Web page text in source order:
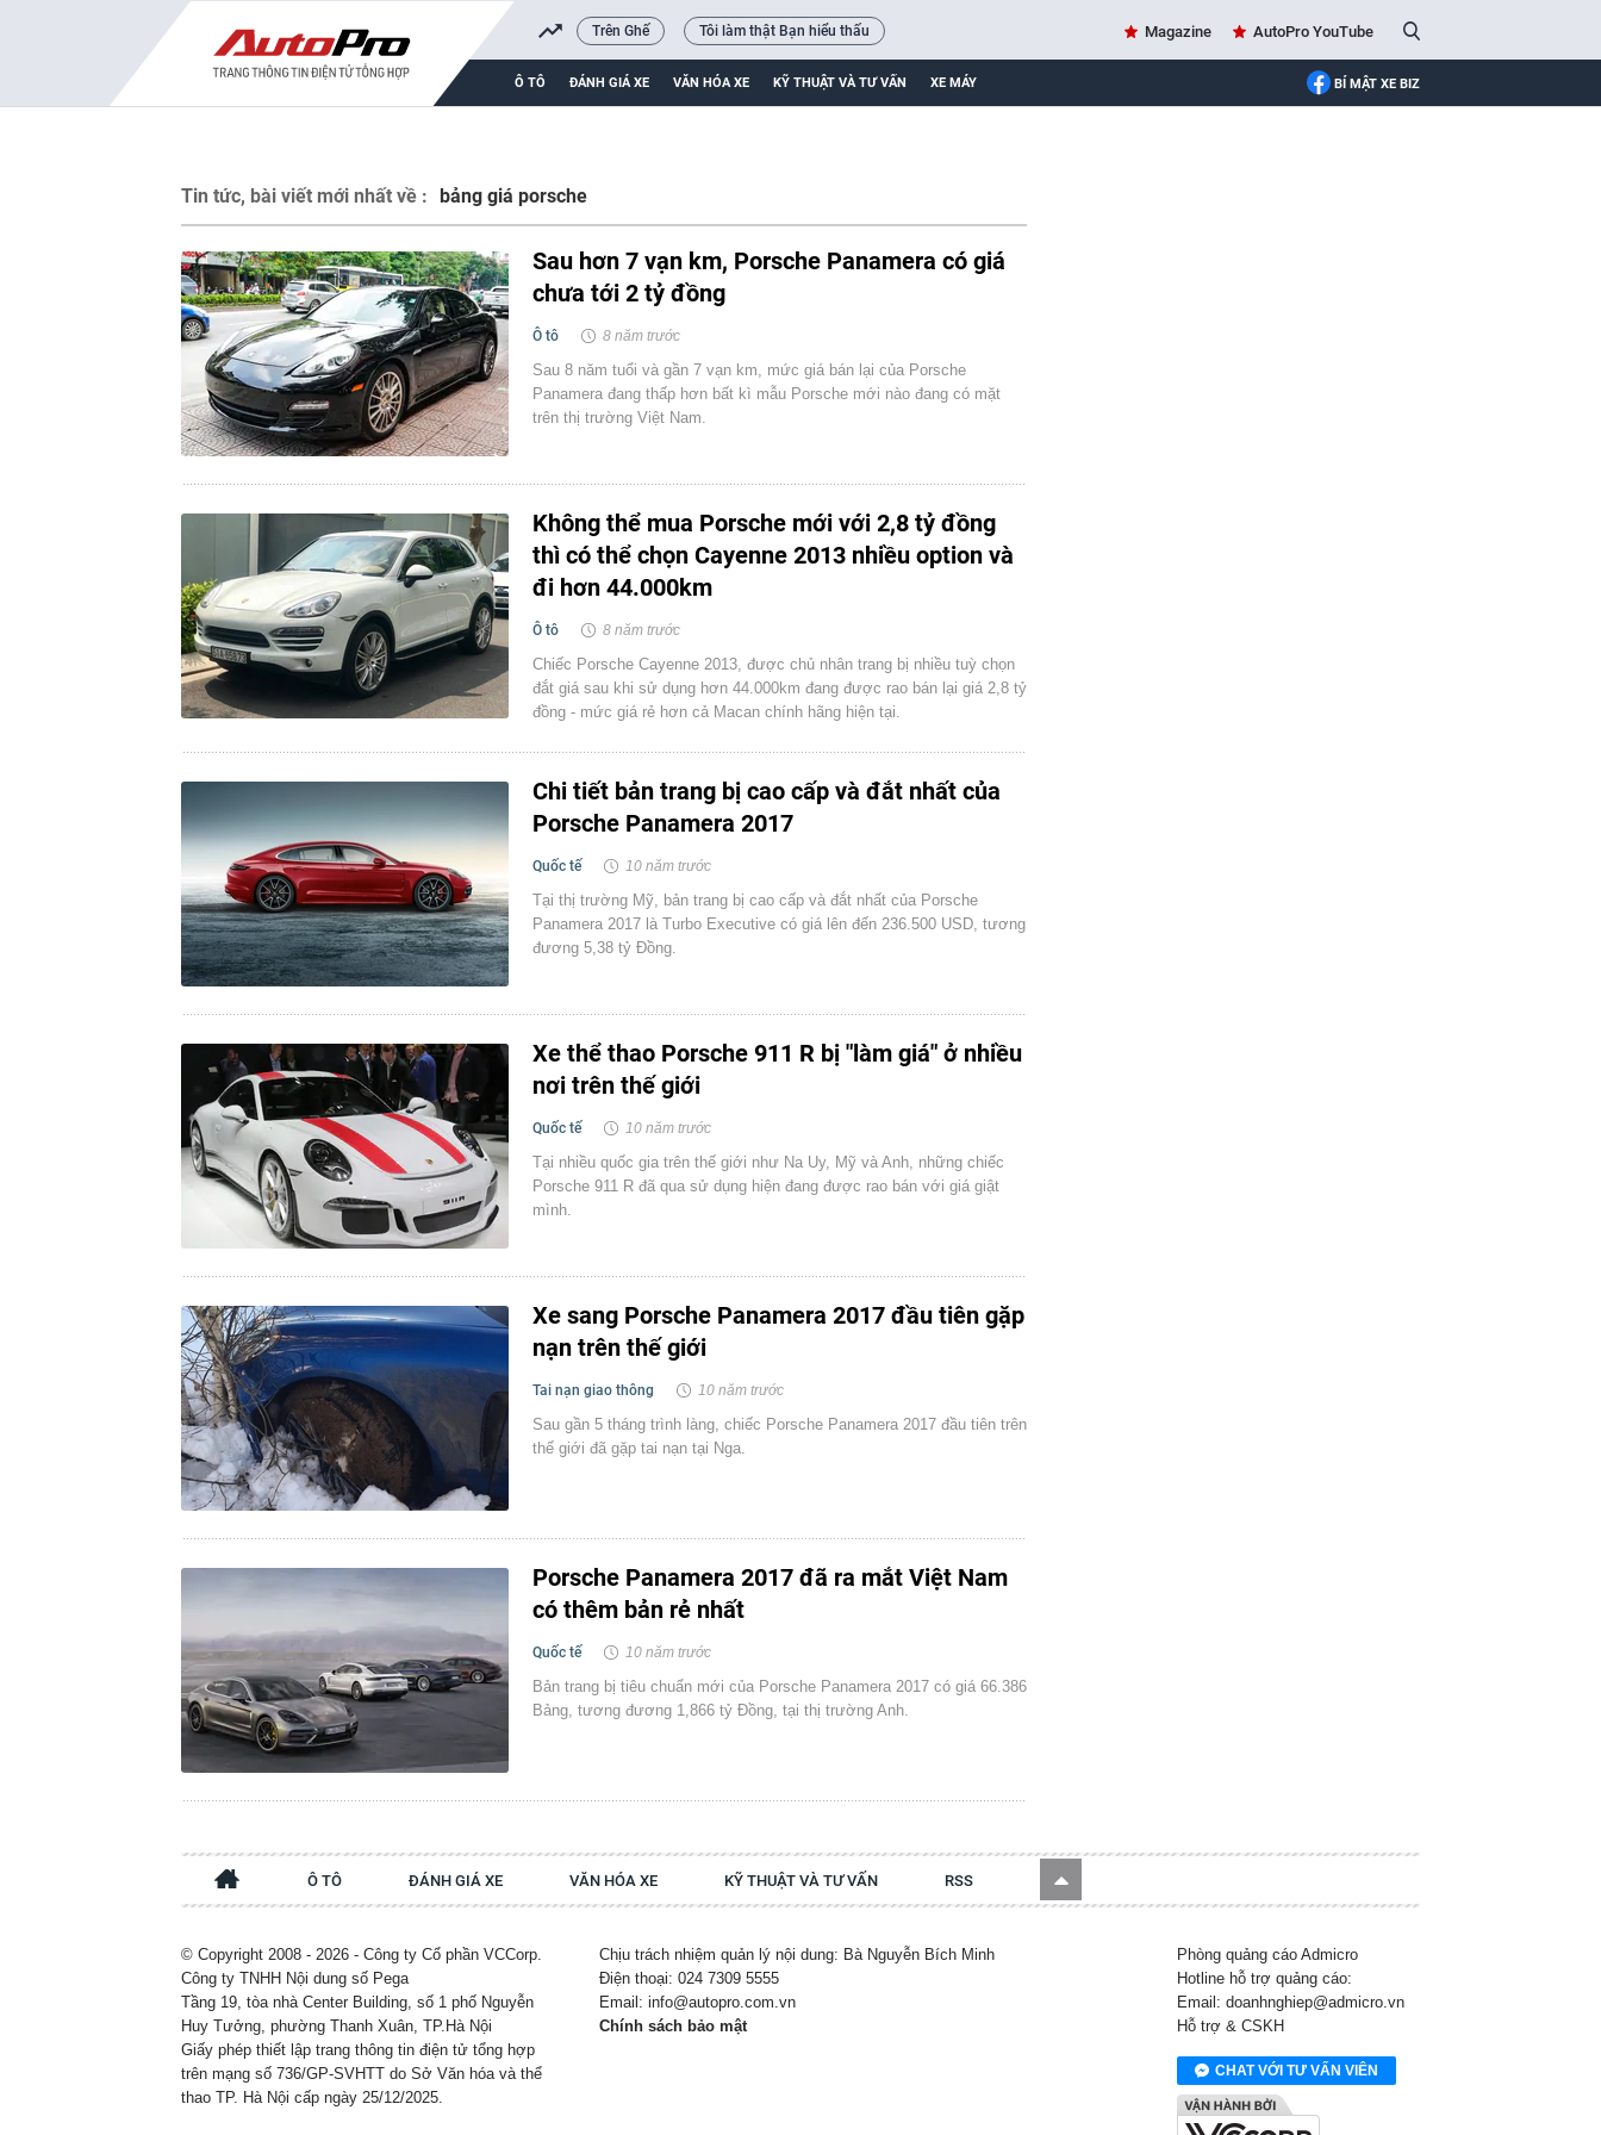
Trên Ghế Tôi làm thật Bạn hiểu thấu Magazine AutoPro YouTube
Ô TÔ ĐÁNH GIÁ XE VĂN HÓA XE KỸ THUẬT VÀ TƯ VẤN XE MÁY BÍ MẬT XE BIZ
Tin tức, bài viết mới nhất về : bảng giá porsche
Sau hơn 7 vạn km, Porsche Panamera có giá
chưa tới 2 tỷ đồng
Ô tô 8 năm trước
Sau 8 năm tuổi và gần 7 vạn km, mức giá bán lại của Porsche
Panamera đang thấp hơn bất kì mẫu Porsche mới nào đang có mặt
trên thị trường Việt Nam.
Không thể mua Porsche mới với 2,8 tỷ đồng
thì có thể chọn Cayenne 2013 nhiều option và
đi hơn 44.000km
Ô tô 8 năm trước
Chiếc Porsche Cayenne 2013, được chủ nhân trang bị nhiều tuỳ chọn
đắt giá sau khi sử dụng hơn 44.000km đang được rao bán lại giá 2,8 tỷ
đồng - mức giá rẻ hơn cả Macan chính hãng hiện tại.
Chi tiết bản trang bị cao cấp và đắt nhất của
Porsche Panamera 2017
Quốc tế 10 năm trước
Tại thị trường Mỹ, bản trang bị cao cấp và đắt nhất của Porsche
Panamera 2017 là Turbo Executive có giá lên đến 236.500 USD, tương
đương 5,38 tỷ Đồng.
Xe thể thao Porsche 911 R bị "làm giá" ở nhiều
nơi trên thế giới
Quốc tế 10 năm trước
Tại nhiều quốc gia trên thế giới như Na Uy, Mỹ và Anh, những chiếc
Porsche 911 R đã qua sử dụng hiện đang được rao bán với giá giật
mình.
Xe sang Porsche Panamera 2017 đầu tiên gặp
nạn trên thế giới
Tai nạn giao thông 10 năm trước
Sau gần 5 tháng trình làng, chiếc Porsche Panamera 2017 đầu tiên trên
thế giới đã gặp tai nạn tại Nga.
Porsche Panamera 2017 đã ra mắt Việt Nam
có thêm bản rẻ nhất
Quốc tế 10 năm trước
Bản trang bị tiêu chuẩn mới của Porsche Panamera 2017 có giá 66.386
Bảng, tương đương 1,866 tỷ Đồng, tại thị trường Anh.
Ô TÔ ĐÁNH GIÁ XE VĂN HÓA XE KỸ THUẬT VÀ TƯ VẤN RSS
© Copyright 2008 - 2026 - Công ty Cổ phần VCCorp.
Công ty TNHH Nội dung số Pega
Tầng 19, tòa nhà Center Building, số 1 phố Nguyễn
Huy Tưởng, phường Thanh Xuân, TP.Hà Nội
Giấy phép thiết lập trang thông tin điện tử tổng hợp
trên mạng số 736/GP-SVHTT do Sở Văn hóa và thể
thao TP. Hà Nội cấp ngày 25/12/2025.
Chịu trách nhiệm quản lý nội dung: Bà Nguyễn Bích Minh
Điện thoại: 024 7309 5555
Email: info@autopro.com.vn
Chính sách bảo mật
Phòng quảng cáo Admicro
Hotline hỗ trợ quảng cáo:
Email: doanhnghiep@admicro.vn
Hỗ trợ & CSKH
CHAT VỚI TƯ VẤN VIÊN